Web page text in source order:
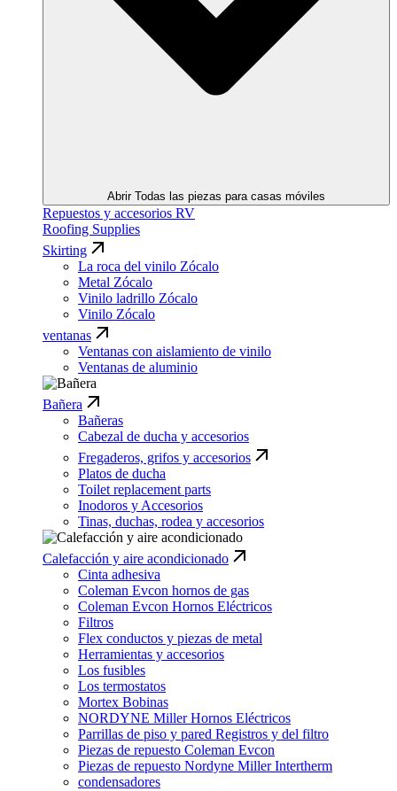
Abrir Todas las piezas para casas móviles
Repuestos y accesorios RV
Roofing Supplies
Skirting
La roca del vinilo Zócalo
Metal Zócalo
Vinilo ladrillo Zócalo
Vinilo Zócalo
ventanas
Ventanas con aislamiento de vinilo
Ventanas de aluminio
Bañera
Bañeras
Cabezal de ducha y accesorios
Fregaderos, grifos y accesorios
Platos de ducha
Toilet replacement parts
Inodoros y Accesorios
Tinas, duchas, rodea y accesorios
Calefacción y aire acondicionado
Cinta adhesiva
Coleman Evcon hornos de gas
Coleman Evcon Hornos Eléctricos
Filtros
Flex conductos y piezas de metal
Herramientas y accesorios
Los fusibles
Los termostatos
Mortex Bobinas
NORDYNE Miller Hornos Eléctricos
Parrillas de piso y pared Registros y del filtro
Piezas de repuesto Coleman Evcon
Piezas de repuesto Nordyne Miller Intertherm
condensadores